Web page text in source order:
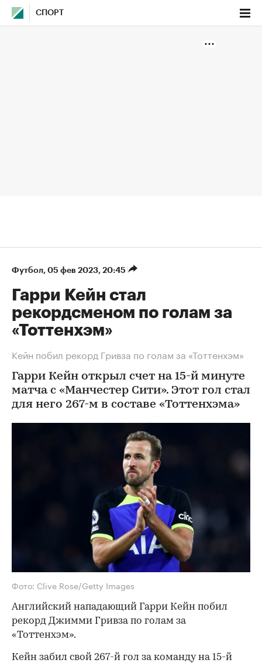
СПОРТ
Футбол⁠, 05 фев 2023, 20:45
Гарри Кейн стал
рекордсменом по голам за
«Тоттенхэм»
Кейн побил рекорд Гривза по голам за «Тоттенхэм»
Гарри Кейн открыл счет на 15-й минуте
матча с «Манчестер Сити». Этот гол стал
для него 267-м в составе «Тоттенхэма»
Фото: Clive Rose/Getty Images
Английский нападающий Гарри Кейн побил
рекорд Джимми Гривза по голам за
«Тоттенхэм».
Кейн забил свой 267-й гол за команду на 15-й